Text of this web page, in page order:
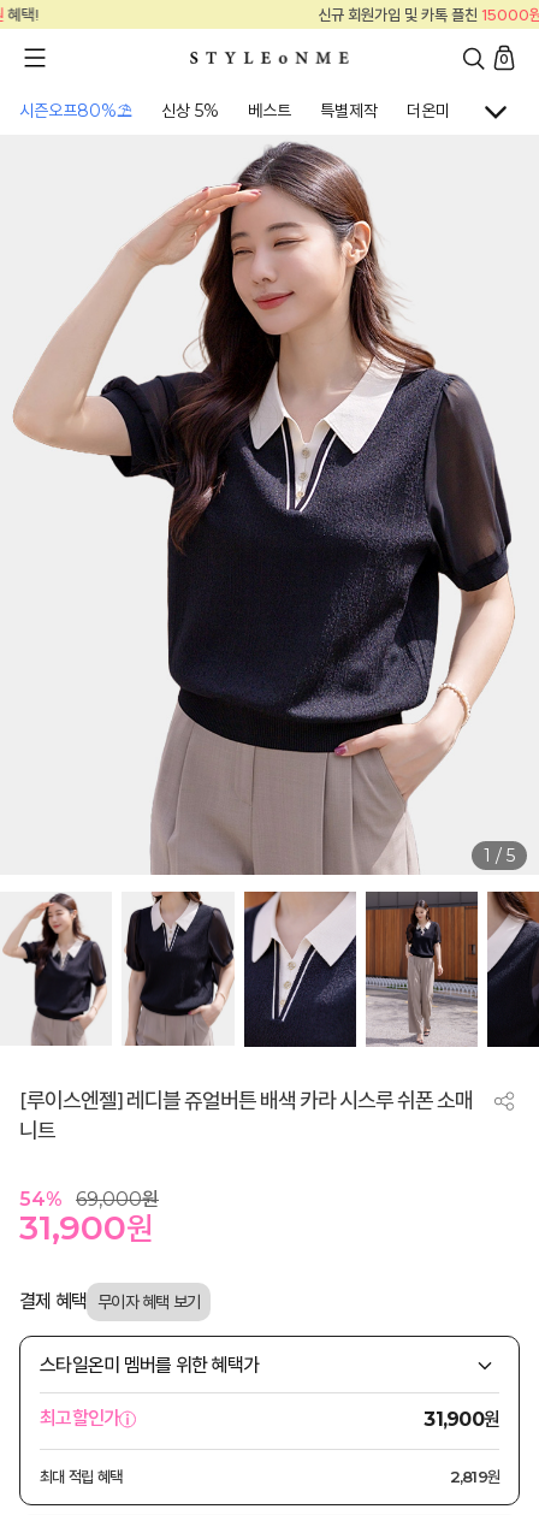
0
시즌오프80%⛱ 신상 5% 베스트 특별제작 더온미 골프웨어
1 / 5
[루이스엔젤] 레디블 쥬얼버튼 배색 카라 시스루 쉬폰 소매
니트
54% 69,000원
31,900원
결제 혜택
스타일온미 멤버를 위한 혜택가
최고할인가 31,900원
최대 적립 혜택 2,819원